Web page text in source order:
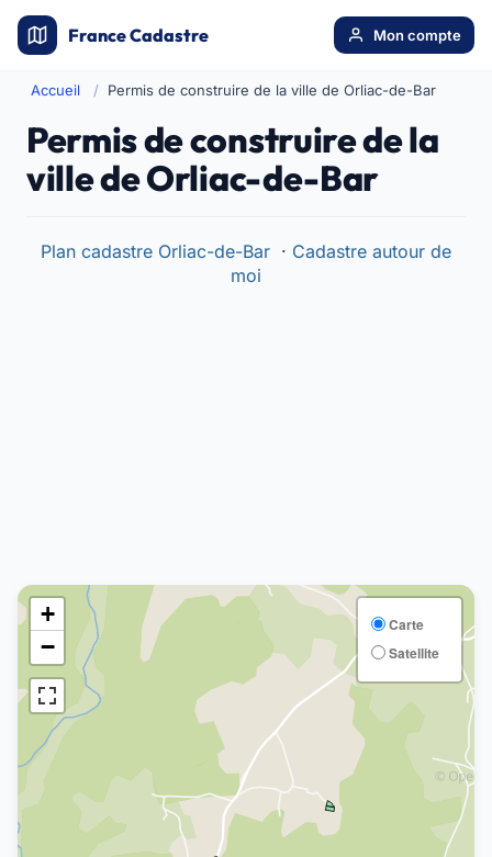
France Cadastre Mon compte
Accueil Permis de construire de la ville de Orliac-de-Bar
Permis de construire de la
ville de Orliac-de-Bar
Plan cadastre Orliac-de-Bar · Cadastre autour de
moi
+
−
Carte
Satellite